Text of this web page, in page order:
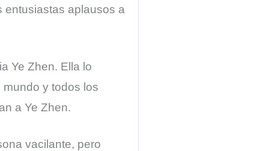
entusiastas aplausos a
Ye Zhen. Ella lo
y todos los
a Ye Zhen.
vacilante, pero